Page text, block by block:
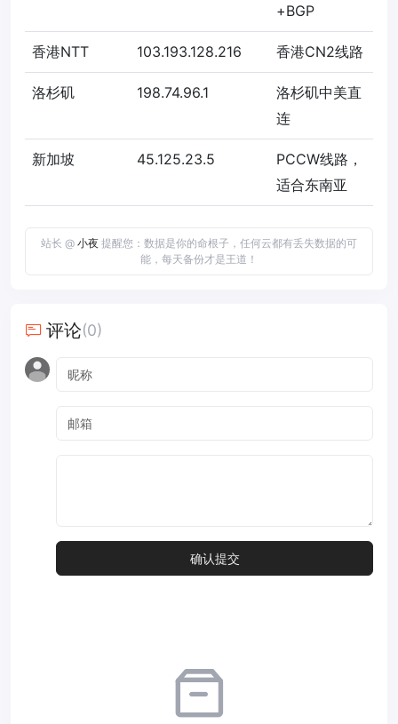
+BGP
香港NTT 103.193.128.216 香港CN2线路
洛杉矶 198.74.96.1
洛杉矶中美直
连
新加坡 45.125.23.5
PCCW线路，
适合东南亚
站长 @ 小夜 提醒您：数据是你的命根子，任何云都有丢失数据的可
能，每天备份才是王道！
评论(0)